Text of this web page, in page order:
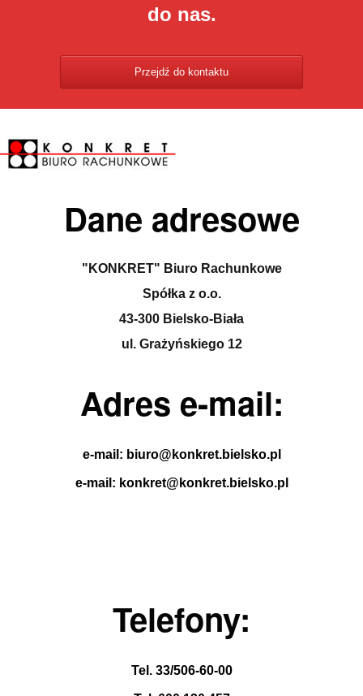
do nas.
Przejdź do kontaktu
Dane adresowe
"KONKRET" Biuro Rachunkowe
Spółka z o.o.
43-300 Bielsko-Biała
ul. Grażyńskiego 12
Adres e-mail:
e-mail: biuro@konkret.bielsko.pl
e-mail: konkret@konkret.bielsko.pl
Telefony:
Tel. 33/506-60-00